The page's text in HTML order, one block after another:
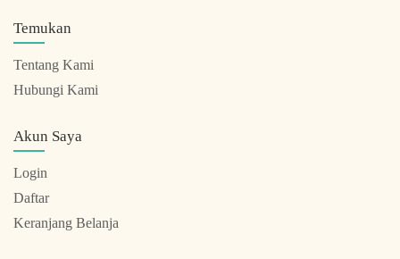
Temukan
Tentang Kami
Hubungi Kami
Akun Saya
Login
Daftar
Keranjang Belanja